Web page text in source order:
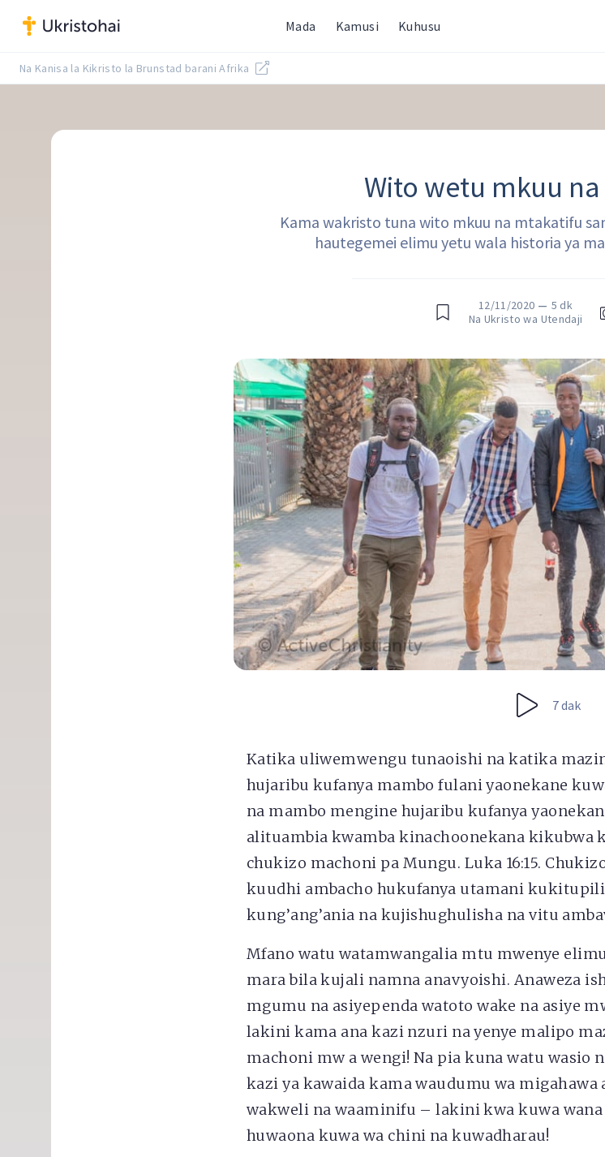
Mada Kamusi Kuhusu
Na Kanisa la Kikristo la Brunstad barani Afrika
Wito wetu mkuu
Kama wakristo tuna wito mkuu na mtakatifu
hautegemei elimu yetu wala historia ya
12/11/2020 — 5 dk
Na Ukristo wa Utendaji
7 dak
Katika uliwemwengu tunaoishi na katika
hujaribu kufanya mambo fulani yaonekane
na mambo mengine hujaribu kufanya
alituambia kwamba kinachoonekana kikubwa
chukizo machoni pa Mungu. Luka 16:15.
kuudhi ambacho hukufanya utamani
kung’ang’ania na kujishughulisha na vitu
Mfano watu watamwangalia mtu mwenye
mara bila kujali namna anavyoishi. Anaweza
mgumu na asiyependa watoto wake na asiye
lakini kama ana kazi nzuri na yenye malipo
machoni mw a wengi! Na pia kuna watu wasio
kazi ya kawaida kama waudumu wa
wakweli na waaminifu – lakini kwa kuwa
huwaona kuwa wa chini na kuwadharau!